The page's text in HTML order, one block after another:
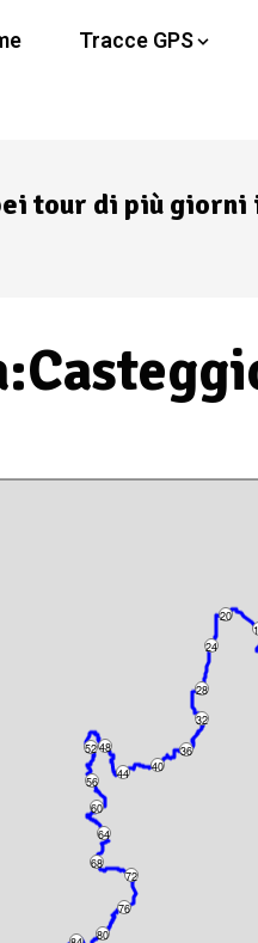
Tracce GPS
tour di più giorni
64
32
48
80
24
40
56
72
20
28
36
44
52
60
68
76